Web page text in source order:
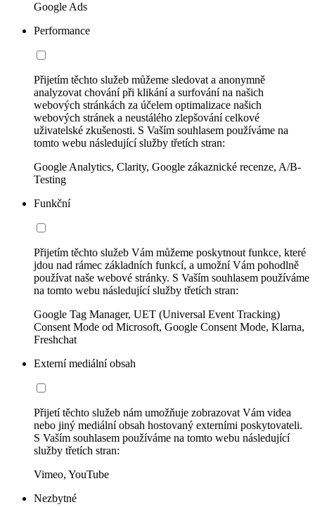
Google Ads
Performance
Přijetím těchto služeb můžeme sledovat a anonymně
analyzovat chování při klikání a surfování na našich
webových stránkách za účelem optimalizace našich
webových stránek a neustálého zlepšování celkové
uživatelské zkušenosti. S Vaším souhlasem používáme na
tomto webu následující služby třetích stran:
Google Analytics, Clarity, Google zákaznické recenze, A/B-
Testing
Funkční
Přijetím těchto služeb Vám můžeme poskytnout funkce, které
jdou nad rámec základních funkcí, a umožní Vám pohodlně
používat naše webové stránky. S Vaším souhlasem používáme
na tomto webu následující služby třetích stran:
Google Tag Manager, UET (Universal Event Tracking)
Consent Mode od Microsoft, Google Consent Mode, Klarna,
Freshchat
Externí mediální obsah
Přijetí těchto služeb nám umožňuje zobrazovat Vám videa
nebo jiný mediální obsah hostovaný externími poskytovateli.
S Vaším souhlasem používáme na tomto webu následující
služby třetích stran:
Vimeo, YouTube
Nezbytné